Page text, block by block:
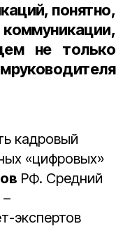
понятно,
не только
кадровый
«цифровых»
РФ. Средний
экспертов